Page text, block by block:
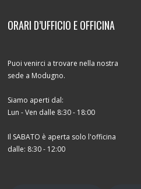
ORARI D’UFFICIO E OFFICINA
Puoi venirci a trovare nella nostra
sede a Modugno.
Siamo aperti dal:
Lun - Ven dalle 8:30 - 18:00
Il SABATO è aperta solo l'officina
dalle: 8:30 - 12:00